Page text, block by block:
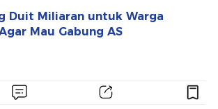
Duit Miliaran untuk Warga
Mau Gabung AS